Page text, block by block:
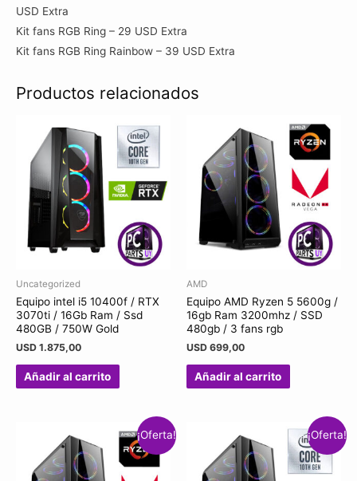
USD Extra
Kit fans RGB Ring – 29 USD Extra
Kit fans RGB Ring Rainbow – 39 USD Extra
Productos relacionados
Uncategorized
Equipo intel i5 10400f / RTX
3070ti / 16Gb Ram / Ssd
480GB / 750W Gold
USD 1.875,00
Añadir al carrito
AMD
Equipo AMD Ryzen 5 5600g /
16gb Ram 3200mhz / SSD
480gb / 3 fans rgb
USD 699,00
Añadir al carrito
¡Oferta! ¡Oferta!